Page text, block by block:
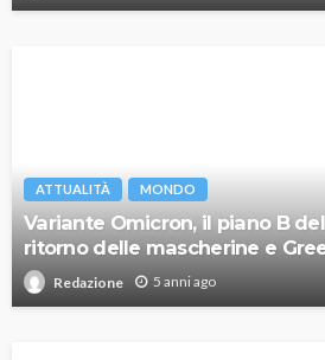
ATTUALITÀ MONDO
Variante Omicron, il piano B
ritorno delle mascherine e
Redazione 5 anni ago